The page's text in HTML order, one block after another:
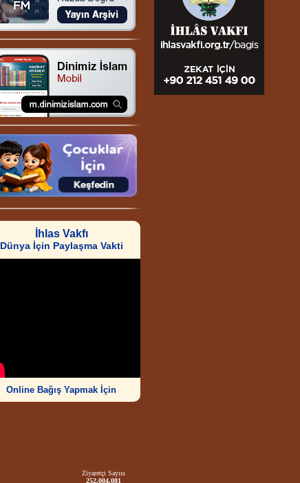
İhlas Vakfı
Dünya İçin Paylaşma Vakti
Online Bağış Yapmak İçin
Ziyaretçi Sayısı
252.004.081